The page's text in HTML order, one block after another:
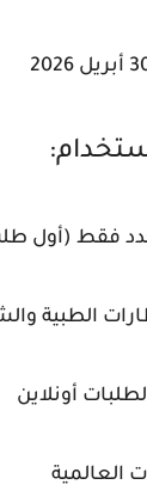
فقط (أول
الطبية
أونلاين
العالمية